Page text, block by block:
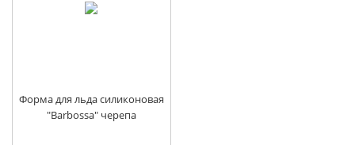
Форма для льда силиконовая
"Barbossa" черепа